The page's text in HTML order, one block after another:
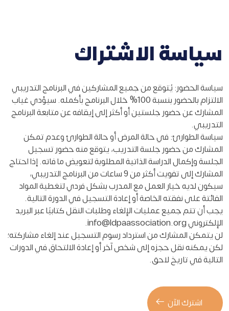
سياسة الاشتراك
سياسة الحضور: يُتوقع من جميع المشاركين في البرنامج التدريبي
الالتزام بالحضور بنسبة 100% خلال البرنامج بأكمله. سيؤدي غياب
المشارك عن حضور جلستين أو أكثر إلى إيقافه عن متابعة البرنامج
التدريبي.
سياسة الطوارئ: في حالة المرض أو حالة الطوارئ وعدم تمكن
المشارك من حضور جلسة التدريب، يتوقع منه حضور تسجيل
الجلسة وإكمال الدراسة الذاتية المطلوبة لتعويض ما فاته. إذا احتاج
المشارك إلى تفويت أكثر من 9 ساعات من البرنامج التدريبي،
سيكون لديه خيار العمل مع المدرب بشكل فردي لتغطية المواد
الفائتة على نفقته الخاصة أو إعادة التسجيل في الدورة التالية.
يجب أن تتم جميع عمليات الإلغاء وطلبات النقل كتابيًا عبر البريد
الإلكترونيinfo@ldpaassociation.org
.
لن يتمكن المشارك من استرداد رسوم التسجيل عند إلغاء مشاركته؛
لكن يمكنه نقل حجزه إلى شخص آخر أو إعادة الالتحاق في الدورات
التالية في تاريخ لاحق.
اشترك الآن